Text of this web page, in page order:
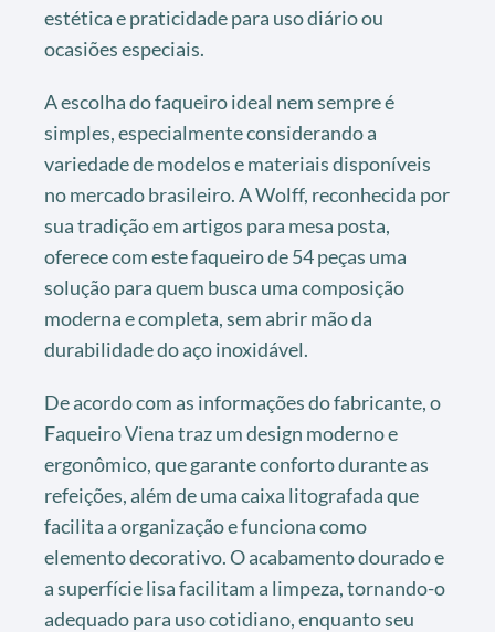
estética e praticidade para uso diário ou
ocasiões especiais.
A escolha do faqueiro ideal nem sempre é
simples, especialmente considerando a
variedade de modelos e materiais disponíveis
no mercado brasileiro. A Wolff, reconhecida por
sua tradição em artigos para mesa posta,
oferece com este faqueiro de 54 peças uma
solução para quem busca uma composição
moderna e completa, sem abrir mão da
durabilidade do aço inoxidável.
De acordo com as informações do fabricante, o
Faqueiro Viena traz um design moderno e
ergonômico, que garante conforto durante as
refeições, além de uma caixa litografada que
facilita a organização e funciona como
elemento decorativo. O acabamento dourado e
a superfície lisa facilitam a limpeza, tornando-o
adequado para uso cotidiano, enquanto seu